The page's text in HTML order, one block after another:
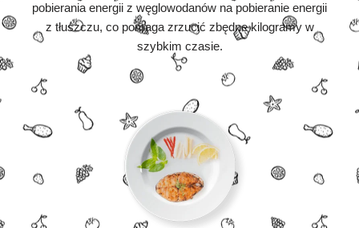
pobierania energii z węglowodanów na pobieranie energii
z tłuszczu, co pomaga zrzucić zbędne kilogramy w
szybkim czasie.